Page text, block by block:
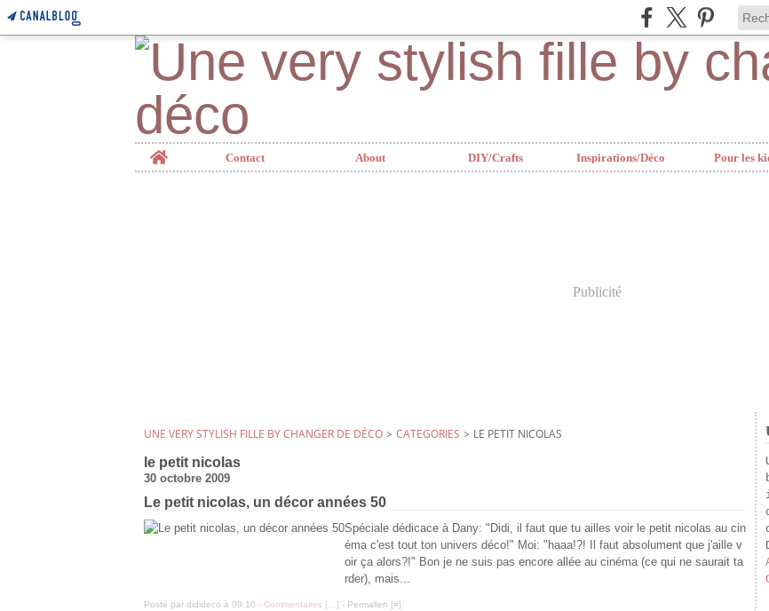
Home
Contact About DIY/Crafts Inspirations/Déco Pour les
Publicité
UNE VERY STYLISH FILLE BY CHANGER DE DÉCO > CATEGORIES > LE PETIT NICOLAS
le petit nicolas
30 octobre 2009
Le petit nicolas, un décor années 50
Spéciale dédicace à Dany: "Didi, il faut que tu ailles voir le petit nicolas au cin
éma c'est tout ton univers déco!" Moi: "haaa!?! Il faut absolument que j'aille v
oir ça alors?!" Bon je ne suis pas encore allée au cinéma (ce qui ne saurait ta
rder), mais...
Posté par didideco à 09:10 - Commentaires [ ] - Permalien [#]